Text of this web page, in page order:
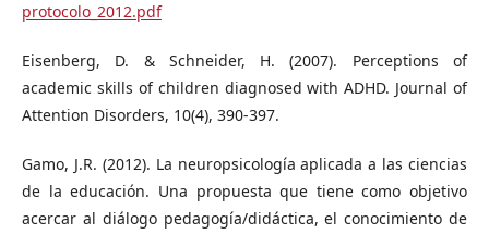
protocolo_2012.pdf
Eisenberg, D. & Schneider, H. (2007). Perceptions of
academic skills of children diagnosed with ADHD. Journal of
Attention Disorders, 10(4), 390-397.
Gamo, J.R. (2012). La neuropsicología aplicada a las ciencias
de la educación. Una propuesta que tiene como objetivo
acercar al diálogo pedagogía/didáctica, el conocimiento de